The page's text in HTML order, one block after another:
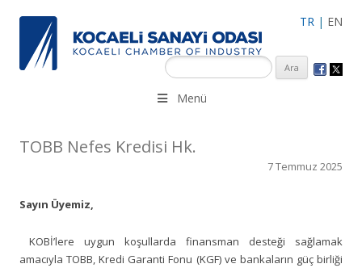
TR | EN
KSO 3500’ü aşkın sanayi kuruluşuna uzman çalışanları ile İzmit
Merkez, Çayırova, Dilovası, Gebze ve İMES OSB’deki ofisleri ile
Menü
TOBB Nefes Kredisi Hk.
7 Temmuz 2025
Sayın Üyemiz,
KOBİ’lere uygun koşullarda finansman desteği sağlamak
amacıyla TOBB, Kredi Garanti Fonu (KGF) ve bankaların güç birliği